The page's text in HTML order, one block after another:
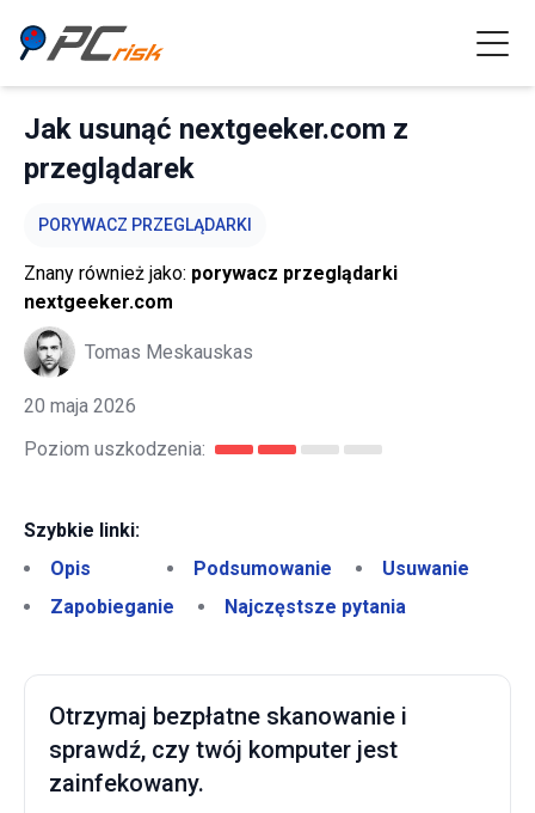
Jak usunąć nextgeeker.com z
przeglądarek
PORYWACZ PRZEGLĄDARKI
Znany również jako: porywacz przeglądarki
nextgeeker.com
Tomas Meskauskas
20 maja 2026
Poziom uszkodzenia:
Szybkie linki:
Opis
Podsumowanie
Usuwanie
Zapobieganie
Najczęstsze pytania
Otrzymaj bezpłatne skanowanie i
sprawdź, czy twój komputer jest
zainfekowany.